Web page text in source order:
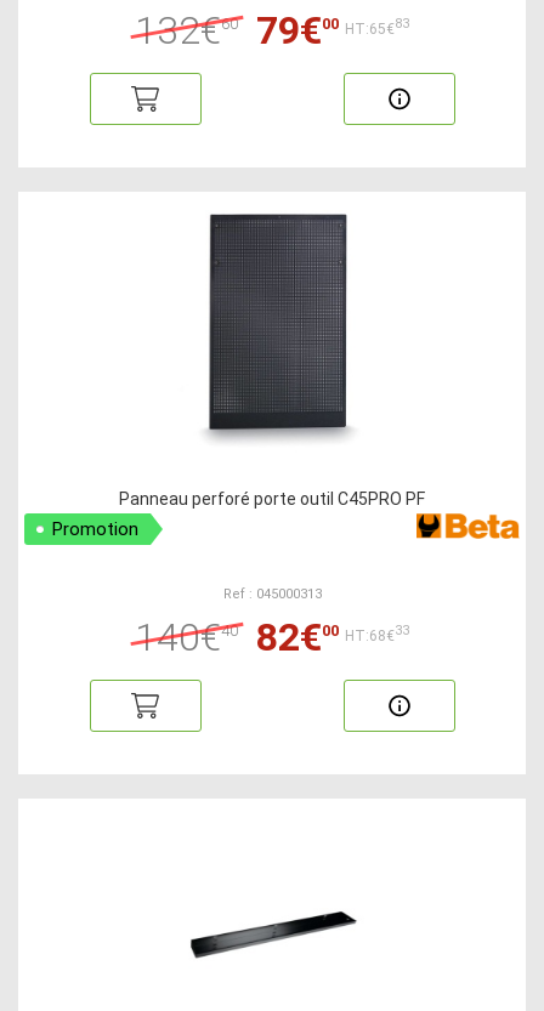
132€60 79€00 HT:65€83
Panneau perforé porte outil C45PRO PF
Promotion
Ref : 045000313
140€40 82€00 HT:68€33